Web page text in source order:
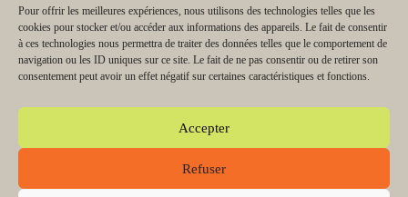
Pour offrir les meilleures expériences, nous utilisons des technologies telles que les
cookies pour stocker et/ou accéder aux informations des appareils. Le fait de consentir
à ces technologies nous permettra de traiter des données telles que le comportement de
navigation ou les ID uniques sur ce site. Le fait de ne pas consentir ou de retirer son
consentement peut avoir un effet négatif sur certaines caractéristiques et fonctions.
Accepter
Refuser
Éducateur canin dans le Doubs
Éducateur canin dans le Territoire de Belfort
Éducateur canin en Haute-Marne
Éducateur de chiot en Haute-Saône
Éducateur de chiot dans les Vosges
Lecteur
audio
Copyright © 2026 Change my dog Educateur et
comportementaliste canin Haute-Saône Vosges | Propulsé